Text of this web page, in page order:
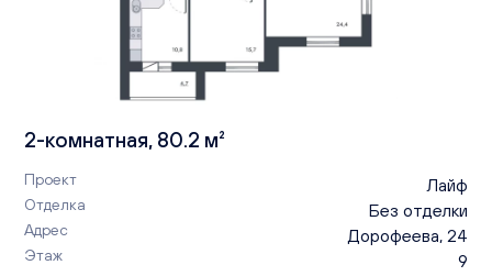
2-комнатная, 80.2 м²
Проект Лайф
Отделка Без отделки
Адрес Дорофеева, 24
Этаж 9